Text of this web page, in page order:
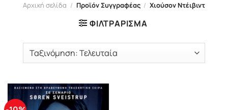
Αρχική σελίδα / Προϊόν Συγγραφέας / Χιούσον Ντέιβιντ
ΦΙΛΤΡΆΡΙΣΜΑ